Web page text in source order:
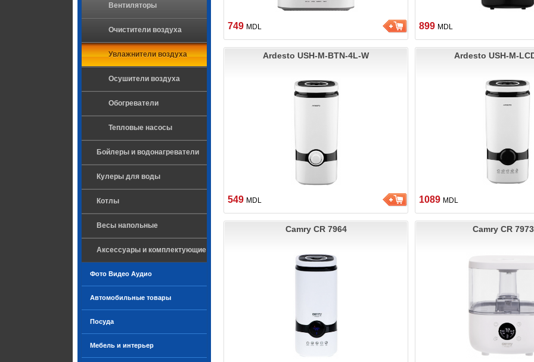
Вентиляторы
Очистители воздуха
Увлажнители воздуха
Осушители воздуха
Обогреватели
Тепловые насосы
Бойлеры и водонагреватели
Кулеры для воды
Котлы
Весы напольные
Аксессуары и комплектующие
Фото Видео Аудио
Автомобильные товары
Посуда
Мебель и интерьер
749 MDL 899 MDL
Ardesto USH-M-BTN-4L-W
549 MDL
Ardesto USH-M-
1089 MDL
Camry CR 7964 Camry CR